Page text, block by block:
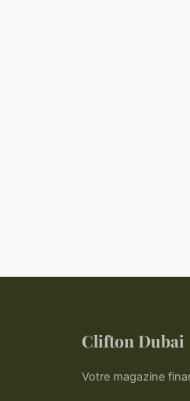
Clifton Dubai
Votre magazine